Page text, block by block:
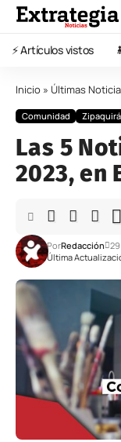
⚡️ Artículos vistos
Inicio » Últimas
Comunidad Zipaquirá
Las 5
2023, en
Última
PorRedacción